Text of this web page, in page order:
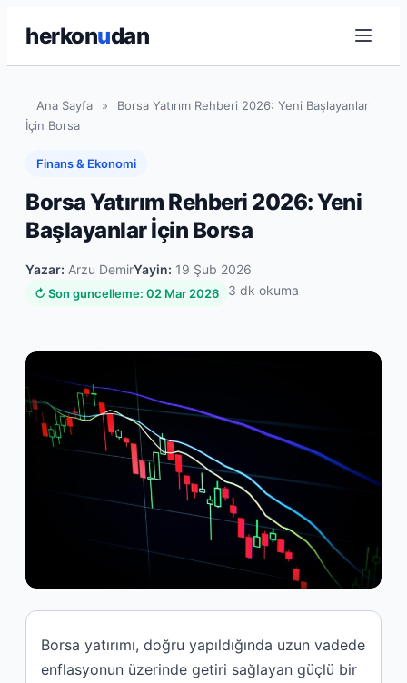
herkonudan
Ana Sayfa »
Borsa Yatırım Rehberi 2026: Yeni Başlayanlar
İçin Borsa
Finans & Ekonomi
Borsa Yatırım Rehberi 2026: Yeni
Başlayanlar İçin Borsa
Yazar: Arzu DemirYayin: 19 Şub 2026
↻ Son guncelleme: 02 Mar 2026 3 dk okuma
Borsa yatırımı, doğru yapıldığında uzun vadede
enflasyonun üzerinde getiri sağlayan güçlü bir